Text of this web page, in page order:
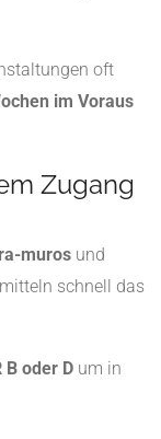
oft
im Voraus
Zugang
muros und
schnell das
B oder D um in